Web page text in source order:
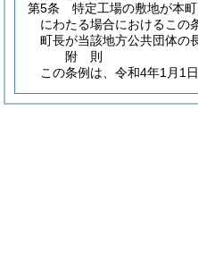
第5条
特定工場の敷地が本
にわたる場合におけるこの
町長が当該地方公共団体の
附 則
この条例は、令和4年1月1